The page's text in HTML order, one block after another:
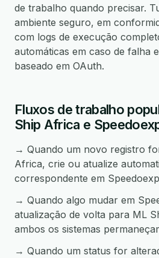
de trabalho quando precisar.
ambiente seguro, em
com logs de execução
automáticas em caso de falha
baseado em OAuth.
Fluxos de trabalho
Ship Africa e
→ Quando um novo registro
Africa, crie ou atualize
correspondente em
→ Quando algo mudar em
atualização de volta para ML
ambos os sistemas
→ Quando um status for